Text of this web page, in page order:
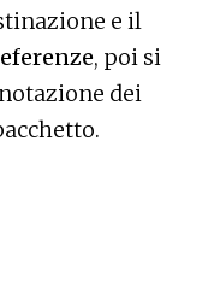
e il
, poi si
dei